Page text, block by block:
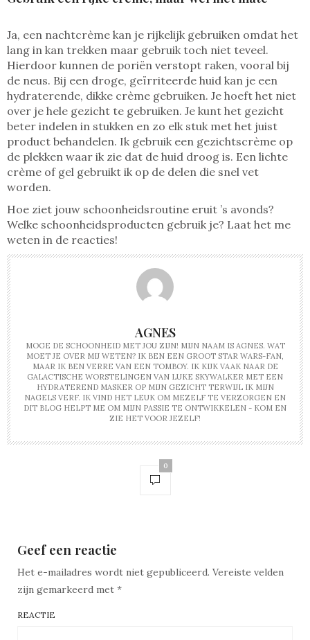
Ja, een nachtcrème kan je rijkelijk gebruiken omdat het
lang in kan trekken maar gebruik toch niet teveel.
Hierdoor kunnen de poriën verstopt raken, vooral bij
de neus. Bij een droge, geïrriteerde huid kan je een
hydraterende, dikke crème gebruiken. Je hoeft het niet
over je hele gezicht te gebruiken. Je kunt het gezicht
beter indelen in stukken en zo elk stuk met het juist
product behandelen. Ik gebruik een gezichtscrème op
de plekken waar ik zie dat de huid droog is. Een lichte
crème of gel gebruikt ik op de delen die snel vet
worden.
Hoe ziet jouw schoonheidsroutine eruit ’s avonds?
Welke schoonheidsproducten gebruik je? Laat het me
weten in de reacties!
AGNES
MOGE DE SCHOONHEID MET JOU ZIJN! MIJN NAAM IS AGNES. WAT
MOET JE OVER MIJ WETEN? IK BEN EEN GROOT STAR WARS-FAN,
MAAR IK BEN VERRE VAN EEN TOMBOY. IK KIJK VAAK NAAR DE
GALACTISCHE WORSTELINGEN VAN LUKE SKYWALKER MET EEN
HYDRATEREND MASKER OP MIJN GEZICHT TERWIJL IK MIJN
NAGELS VERF. IK VIND HET LEUK OM MEZELF TE VERZORGEN EN
DIT BLOG HELPT ME OM MIJN PASSIE TE ONTWIKKELEN - KOM EN
ZIE HET VOOR JEZELF!
0
Geef een reactie
Het e-mailadres wordt niet gepubliceerd. Vereiste velden
zijn gemarkeerd met *
REACTIE